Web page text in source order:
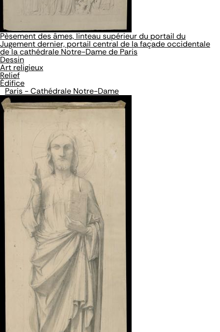
Pèsement des âmes, linteau supérieur du portail du
Jugement dernier, portail central de la façade occidentale
de la cathédrale Notre-Dame de Paris
Dessin
Art religieux
Relief
Édifice
Paris - Cathédrale Notre-Dame